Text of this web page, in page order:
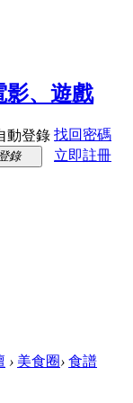
動登錄 找回密碼
錄 立即註冊
› 美食圈› 食譜